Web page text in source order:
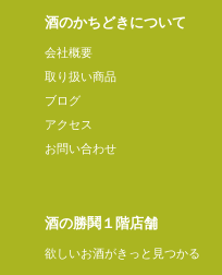
酒のかちどきについて
会社概要
取り扱い商品
ブログ
アクセス
お問い合わせ
酒の勝鬨１階店舗
欲しいお酒がきっと見つかる